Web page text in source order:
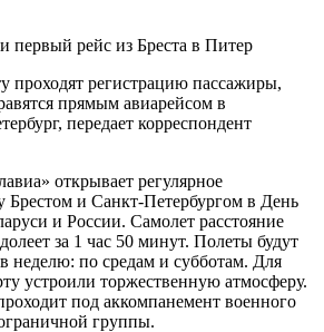
проходят регистрацию пассажиры,
прямым авиарейсом в
передает корреспондент
открывает регулярное
Брестом и Санкт-Петербургом в День
и России. Самолет расстояние
за 1 час 50 минут. Полеты будут
неделю: по средам и субботам. Для
устроили торжественную атмосферу.
под аккомпанемент военного
группы.